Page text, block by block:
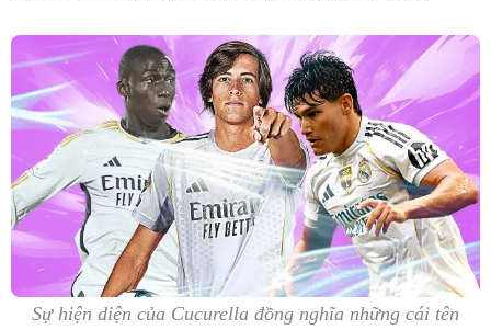
Sự hiện diện của Cucurella đồng nghĩa những cái tên